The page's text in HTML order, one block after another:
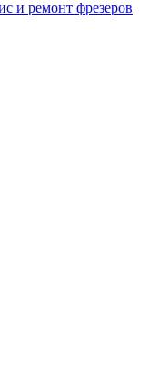
и ремонт фрезеров